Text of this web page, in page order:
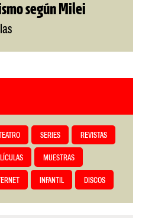
según Milei
TEATRO SERIES REVISTAS
MUESTRAS
INFANTIL DISCOS